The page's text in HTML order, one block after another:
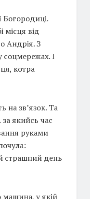
Богородиці.
місця від
Андрія. З
соцмережах. І
котра
на зв’язок. Та
якийсь час
руками
страшний день
машина, у якій